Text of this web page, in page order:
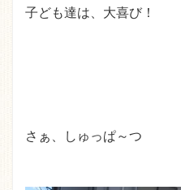
子ども達は、大喜び！
さぁ、しゅっぱ～つ